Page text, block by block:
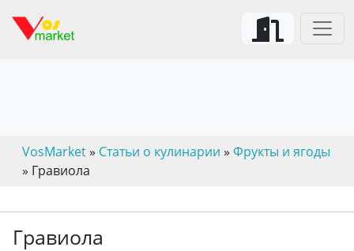
VosMarket» Статьи о кулинарии » Фрукты и ягоды
» Гравиола
Гравиола